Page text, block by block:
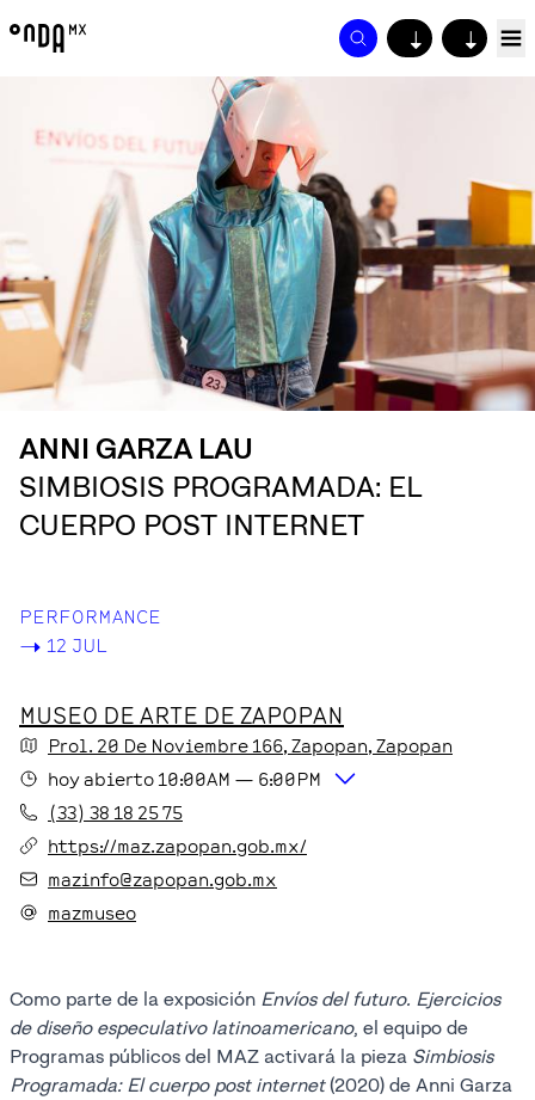
↓ ↓
ANNI GARZA LAU
SIMBIOSIS PROGRAMADA: EL
CUERPO POST INTERNET
PERFORMANCE
-> 12 JUL
MUSEO DE ARTE DE ZAPOPAN
Prol. 20 De Noviembre 166, Zapopan, Zapopan
hoyabierto 10:00AM — 6:00PM
(33) 38 18 25 75
https://maz.zapopan.gob.mx/
mazinfo@zapopan.gob.mx
mazmuseo
Como parte de la exposición Envíos del futuro. Ejercicios
de diseño especulativo latinoamericano, el equipo de
Programas públicos del MAZ activará la pieza Simbiosis
Programada: El cuerpo post internet(2020) de Anni Garza